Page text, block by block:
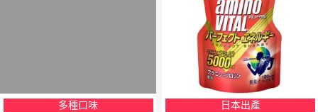
多種口味
日本出產